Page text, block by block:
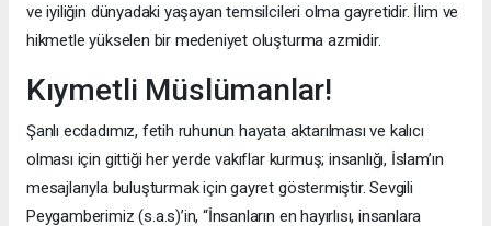
ve iyiliğin dünyadaki yaşayan temsilcileri olma gayretidir. İlim ve
hikmetle yükselen bir medeniyet oluşturma azmidir.
Kıymetli Müslümanlar!
Şanlı ecdadımız, fetih ruhunun hayata aktarılması ve kalıcı
olması için gittiği her yerde vakıflar kurmuş; insanlığı, İslam’ın
mesajlarıyla buluşturmak için gayret göstermiştir. Sevgili
Peygamberimiz (s.a.s)’in, “İnsanların en hayırlısı, insanlara